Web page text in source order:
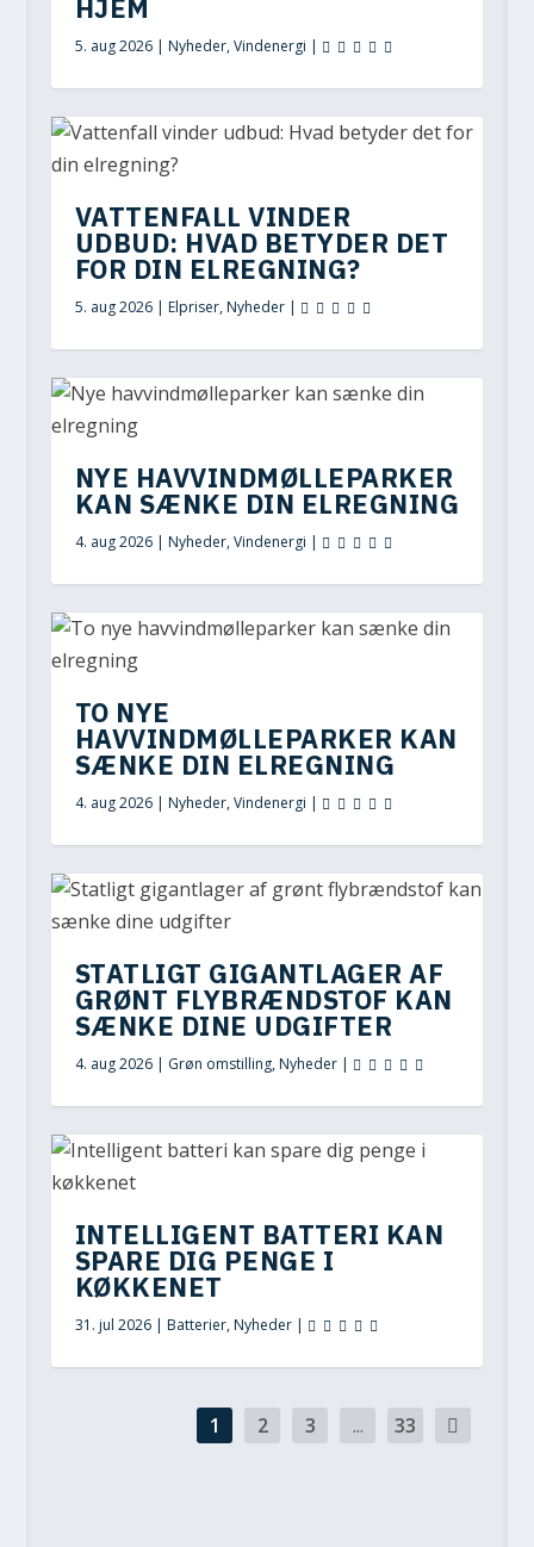
HJEM
5. aug 2026| Nyheder,Vindenergi |
VATTENFALL VINDER
UDBUD: HVAD BETYDER DET
FOR DIN ELREGNING?
5. aug 2026| Elpriser,Nyheder|
NYE HAVVINDMØLLEPARKER
KAN SÆNKE DIN ELREGNING
4. aug 2026| Nyheder,Vindenergi |
TO NYE
HAVVINDMØLLEPARKER KAN
SÆNKE DIN ELREGNING
4. aug 2026| Nyheder,Vindenergi |
STATLIGT GIGANTLAGER AF
GRØNT FLYBRÆNDSTOF KAN
SÆNKE DINE UDGIFTER
4. aug 2026| Grøn omstilling,Nyheder|
INTELLIGENT BATTERI KAN
SPARE DIG PENGE I
KØKKENET
31. jul 2026| Batterier,Nyheder|
1 2 3 ... 33